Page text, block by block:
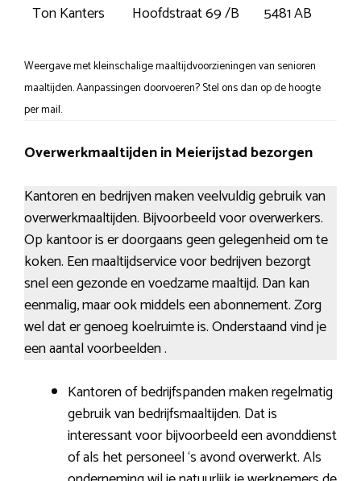
Ton Kanters
Hoofdstraat 69 /B 5481 AB
Weergave met kleinschalige maaltijdvoorzieningen van senioren
maaltijden. Aanpassingen doorvoeren? Stel ons dan op de hoogte
per mail.
Overwerkmaaltijden in Meierijstad bezorgen
Kantoren en bedrijven maken veelvuldig gebruik van
overwerkmaaltijden. Bijvoorbeeld voor overwerkers.
Op kantoor is er doorgaans geen gelegenheid om te
koken. Een maaltijdservice voor bedrijven bezorgt
snel een gezonde en voedzame maaltijd. Dan kan
eenmalig, maar ook middels een abonnement. Zorg
wel dat er genoeg koelruimte is. Onderstaand vind je
een aantal voorbeelden .
Kantoren of bedrijfspanden maken regelmatig
gebruik van bedrijfsmaaltijden. Dat is
interessant voor bijvoorbeeld een avonddienst
of als het personeel ‘s avond overwerkt. Als